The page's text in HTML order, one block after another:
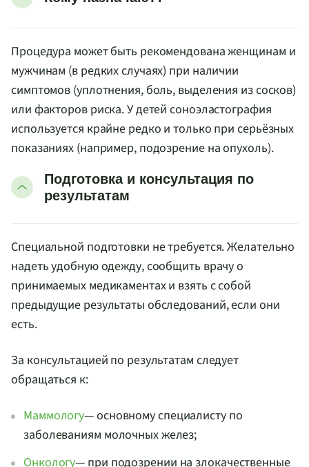
Процедура может быть рекомендована женщинам и
мужчинам (в редких случаях) при наличии
симптомов (уплотнения, боль, выделения из сосков)
или факторов риска. У детей соноэластография
используется крайне редко и только при серьёзных
показаниях (например, подозрение на опухоль).
Подготовка и консультация по
результатам
Специальной подготовки не требуется. Желательно
надеть удобную одежду, сообщить врачу о
принимаемых медикаментах и взять с собой
предыдущие результаты обследований, если они
есть.
За консультацией по результатам следует
обращаться к:
Маммологу— основному специалисту по
заболеваниям молочных желез;
Онкологу— при подозрении на злокачественные